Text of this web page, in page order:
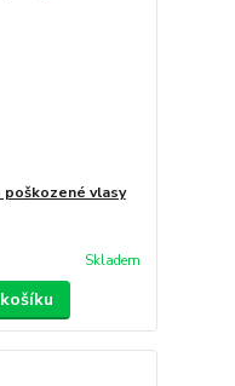
vlasy
Skladem